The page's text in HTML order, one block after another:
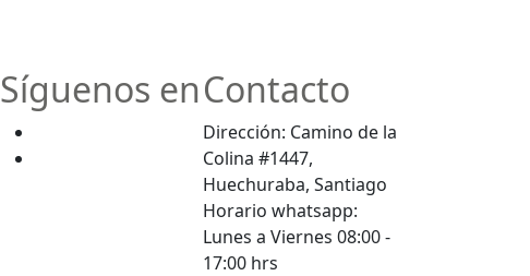
Síguenos enContacto
Dirección: Camino de la
Colina #1447,
Huechuraba, Santiago
Horario whatsapp:
Lunes a Viernes 08:00 -
17:00 hrs